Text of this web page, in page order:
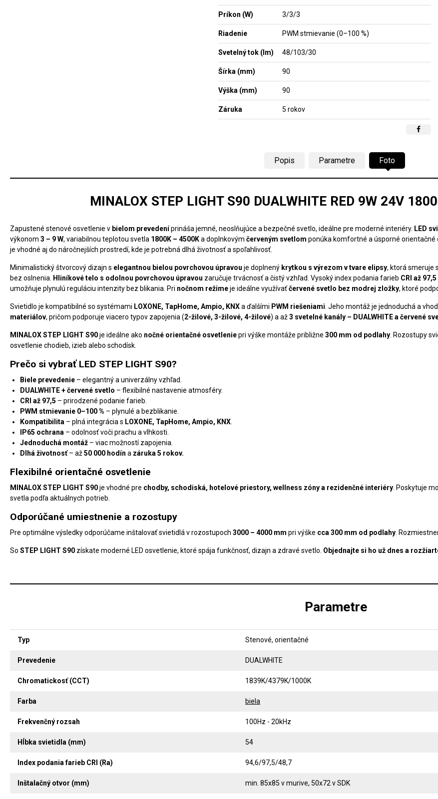
Príkon (W) 3/3/3
Riadenie PWM stmievanie (0–100 %)
Svetelný tok (lm) 48/103/30
Šírka (mm) 90
Výška (mm) 90
Záruka 5 rokov
Popis Parametre Foto
MINALOX STEP LIGHT S90 DUALWHITE RED 9W 24V
Zapustené stenové osvetlenie v bielom prevedeníprináša jemné, neoslňujúce a bezpečné svetlo, ideálne pre moderné interiéry. LED
výkonom 3 – 9 W, variabilnou teplotou svetla 1800K – 4500Ka doplnkovým červeným svetlom ponúka komfortné a úsporné
je vhodné aj do náročnejších prostredí, kde je potrebná dlhá životnosť a spoľahlivosť.
Minimalistický štvorcový dizajn s elegantnou bielou povrchovou úpravou je doplnený krytkou s výrezom v tvare elipsy, ktorá smeruje
bez oslnenia.
Hliníkové telo s odolnou povrchovou úpravou zaručuje trvácnosť a čistý vzhľad. Vysoký index podania farieb CRI až 97,5
umožňuje plynulú reguláciu intenzity bez blikania. Pri nočnom režimeje ideálne využívaťčervené svetlo bez modrej zložky, ktoré
Svietidlo je kompatibilné so systémami LOXONE, TapHome, Ampio, KNXa ďalšími PWM riešeniami . Jeho montáž je jednoduchá a
materiálov, pričom podporuje viacero typov zapojenia (2-žilové, 3-žilové, 4-žilové) a až3 svetelné kanály – DUALWHITE a červené
MINALOX STEP LIGHT S90je ideálne ako nočné orientačné osvetleniepri výške montáže približne 300 mm od podlahy . Rozostupy
osvetlenie chodieb, izieb alebo schodísk.
Prečo si vybrať LED STEP LIGHT S90?
Biele prevedenie – elegantný a univerzálny vzhľad.
DUALWHITE + červené svetlo – flexibilné nastavenie atmosféry.
CRI až 97,5 – prirodzené podanie farieb.
PWM stmievanie 0–100 % – plynulé a bezblikanie.
Kompatibilita – plná integrácia s LOXONE, TapHome, Ampio, KNX
IP65 ochrana – odolnosť voči prachu a vlhkosti.
Jednoduchá montáž – viac možností zapojenia.
Dlhá životnosť– až50 000 hodín a záruka 5 rokov.
Flexibilné orientačné osvetlenie
MINALOX STEP LIGHT S90je vhodné pre chodby, schodiská, hotelové priestory, wellness zóny a rezidenčné interiéry . Poskytuje
svetla podľa aktuálnych potrieb.
Odporúčané umiestnenie a rozostupy
Pre optimálne výsledky odporúčame inštalovať svietidlá v rozostupoch 3000 – 4000 mm pri výške cca 300 mm od podlahy .
So STEP LIGHT S90 získate moderné LED osvetlenie, ktoré spája funkčnosť, dizajn a zdravé svetlo. Objednajte si ho už dnes a
Parametre
Typ Stenové, orientačné
Prevedenie DUALWHITE
Chromatickosť (CCT) 1839K/4379K/1000K
Farba biela
Frekvenčný rozsah 100Hz - 20kHz
Hĺbka svietidla (mm) 54
Index podania farieb CRI (Ra) 94,6/97,5/48,7
Inštalačný otvor (mm) min. 85x85 v murive, 50x72 v SDK